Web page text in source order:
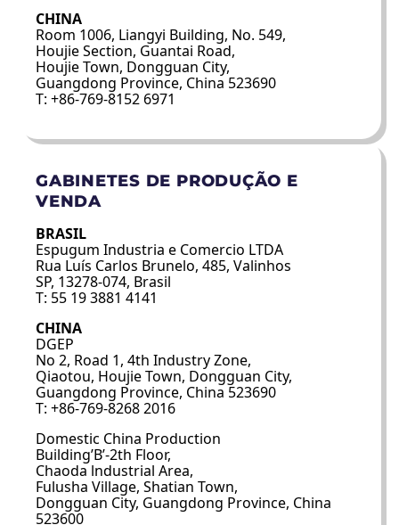
CHINA
Room 1006, Liangyi Building, No. 549,
Houjie Section, Guantai Road,
Houjie Town, Dongguan City,
Guangdong Province, China 523690
T: +86-769-8152 6971
GABINETES DE PRODUÇÃO E
VENDA
BRASIL
Espugum Industria e Comercio LTDA
Rua Luís Carlos Brunelo, 485, Valinhos
SP, 13278-074, Brasil
T: 55 19 3881 4141
CHINA
DGEP
No 2, Road 1, 4th Industry Zone,
Qiaotou, Houjie Town, Dongguan City,
Guangdong Province, China 523690
T: +86-769-8268 2016
Domestic China Production
Building’B’-2th Floor,
Chaoda lndustrial Area,
Fulusha Village, Shatian Town,
Dongguan City, Guangdong Province, China
523600